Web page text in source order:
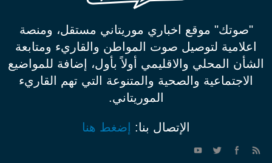
"صوتك" موقع اخباري موريتاني مستقل، ومنصة
اعلامية لتوصيل صوت المواطن والقاريء ومتابعة
الشأن المحلي والاقليمي أولاً بأول، إضافة للمواضيع
الاجتماعية والصحية والمتنوعة التي تهم القاريء
الموريتاني.
الإتصال بنا: إضغط هنا